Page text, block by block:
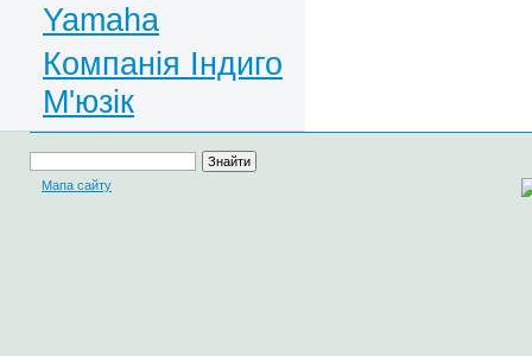
Yamaha
Компанія Індиго
М'юзік
Мапа сайту